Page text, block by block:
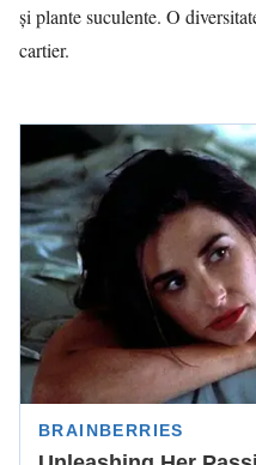
și plante suculente. O
cartier.